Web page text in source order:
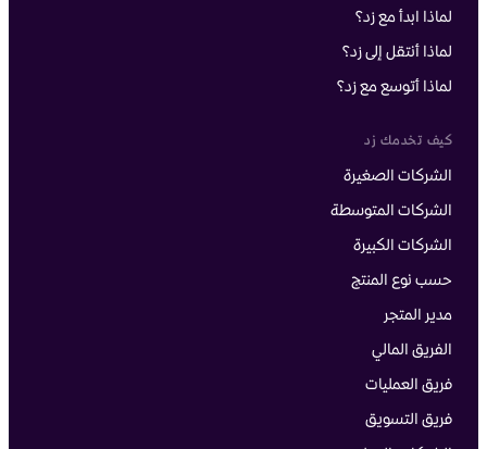
لماذا ابدأ مع زد؟
لماذا أنتقل إلى زد؟
لماذا أتوسع مع زد؟
كيف تخدمك زد
الشركات الصغيرة
الشركات المتوسطة
الشركات الكبيرة
حسب نوع المنتج
مدير المتجر
الفريق المالي
فريق العمليات
فريق التسويق
رقم ضريبة القيمة المضافة 300827827900003